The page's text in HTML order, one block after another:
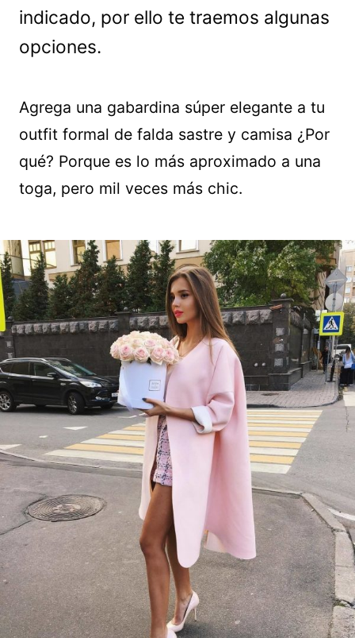
indicado, por ello te traemos algunas
opciones.
Agrega una gabardina súper elegante a tu
outfit formal de falda sastre y camisa ¿Por
qué? Porque es lo más aproximado a una
toga, pero mil veces más chic.